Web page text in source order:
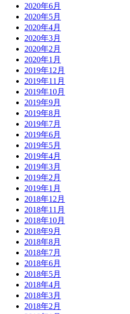
2020年6月
2020年5月
2020年4月
2020年3月
2020年2月
2020年1月
2019年12月
2019年11月
2019年10月
2019年9月
2019年8月
2019年7月
2019年6月
2019年5月
2019年4月
2019年3月
2019年2月
2019年1月
2018年12月
2018年11月
2018年10月
2018年9月
2018年8月
2018年7月
2018年6月
2018年5月
2018年4月
2018年3月
2018年2月